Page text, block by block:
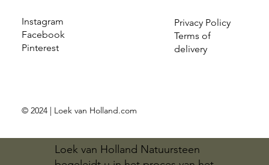
Loek van Holland Natuursteen
Instagram
Facebook
Pinterest
Privacy Policy
Terms of
delivery
© 2024 | Loek van Holland.com